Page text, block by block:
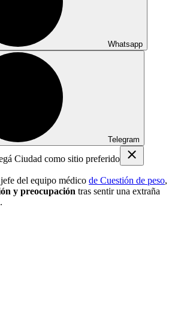
Whatsapp
Telegram
Ciudad como sitio preferido
del equipo médico de Cuestión de peso,
y preocupación tras sentir una extraña